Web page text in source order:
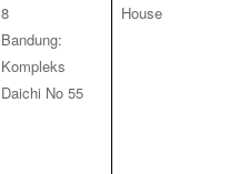
8
Bandung:
Kompleks
Daichi No 55
House